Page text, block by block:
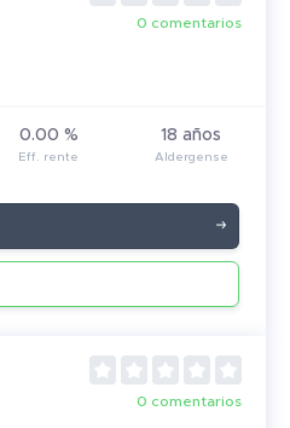
0.00 %
0 comentarios
18 años
0 comentarios